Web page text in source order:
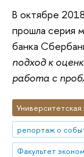
В октябре
прошла серия
банка
подход к
работа с
Университетская
репортаж о